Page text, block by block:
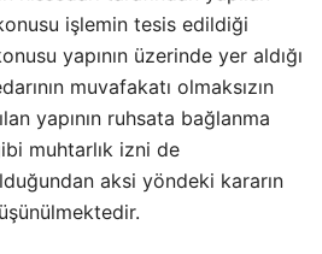
işlemin tesis edildiği
yapının üzerinde yer aldığı
muvafakatı olmaksızın
yapının ruhsata bağlanma
muhtarlık izni de
aksi yöndeki kararın